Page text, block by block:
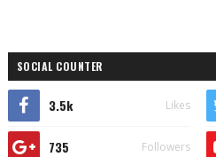
SOCIAL COUNTER
3.5k Likes
735 Followers